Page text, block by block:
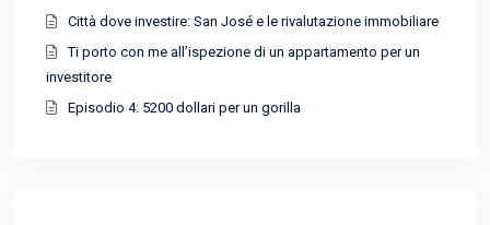
Città dove investire: San José e le rivalutazione immobiliare
Ti porto con me all’ispezione di un appartamento per un
investitore
Episodio 4: 5200 dollari per un gorilla